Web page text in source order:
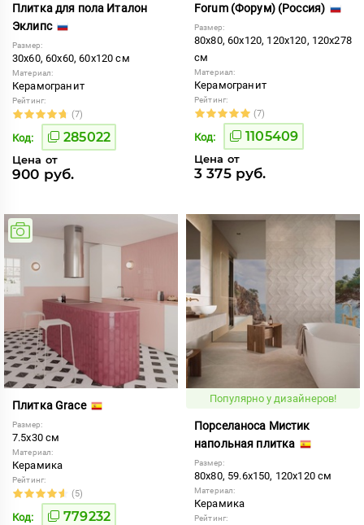
Плитка для пола Италон
Эклипс
Размер:
30x60, 60x60, 60x120 см
Материал:
Керамогранит
Рейтинг:
(7)
Код: 285022
Цена от
900 руб.
Forum (Форум) (Россия)
Размер:
80x80, 60x120, 120x120, 120x278
см
Материал:
Керамогранит
Рейтинг:
(7)
Код: 1105409
Цена от
3 375 руб.
Плитка Grace
Размер:
7.5x30 см
Материал:
Керамика
Рейтинг:
(5)
Код: 779232
Популярно у дизайнеров!
Порселаноса Мистик
напольная плитка
Размер:
80x80, 59.6x150, 120x120 см
Материал:
Керамика
Рейтинг: